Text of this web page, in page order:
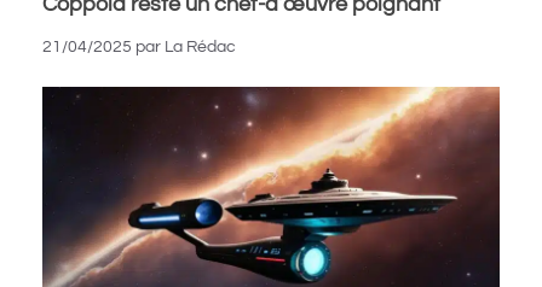
Coppola reste un chef-d’œuvre poignant
21/04/2025 par La Rédac